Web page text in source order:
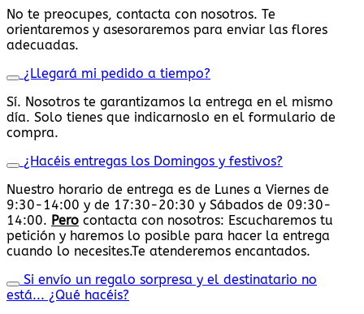
No te preocupes, contacta con nosotros. Te
orientaremos y asesoraremos para enviar las flores
adecuadas.
¿Llegará mi pedido a tiempo?
Sí. Nosotros te garantizamos la entrega en el mismo
día. Solo tienes que indicarnoslo en el formulario de
compra.
¿Hacéis entregas los Domingos y festivos?
Nuestro horario de entrega es de Lunes a Viernes de
9:30-14:00 y de 17:30-20:30 y Sábados de 09:30-
14:00. Pero contacta con nosotros: Escucharemos tu
petición y haremos lo posible para hacer la entrega
cuando lo necesites.Te atenderemos encantados.
Si envío un regalo sorpresa y el destinatario no
está... ¿Qué hacéis?